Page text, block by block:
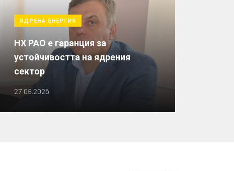
ЯДРЕНА ЕНЕРГИЯ
НХ РАО е гаранция за
устойчивостта на ядрения
сектор
27.05.2026